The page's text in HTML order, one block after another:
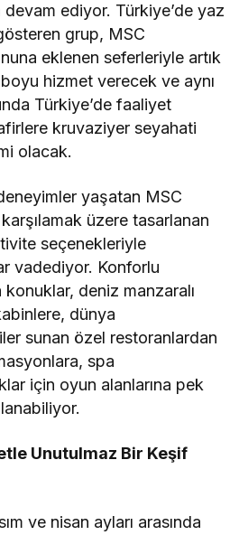
ediyor. Türkiye’de yaz
grup, MSC
na eklenen seferleriyle artık
boyu hizmetverecek ve aynı
Türkiye’de faaliyet
kruvaziyer seyahati
olacak.
yaşatan MSC
üzere tasarlanan
seçenekleriyle
vadediyor. Konforlu
deniz manzaralı
dünya
sunan özel restoranlardan
spa
için oyun alanlarına pek
Unutulmaz Bir Keşif
ve nisan ayları arasında